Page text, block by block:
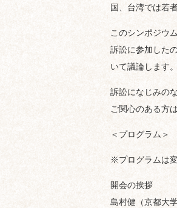
国、台湾では若
このシンポジウ
訴訟に参加した
いて議論します。
訴訟になじみの
ご関心のある方
＜プログラム＞
※プログラムは
開会の挨拶
島村健（京都大